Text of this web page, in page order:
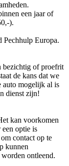
een jaar of
).
Pechhulp Europa.
bezichtig of proefrit
de kans dat we
auto mogelijk al is
dienst zijn!
kan voorkomen
een optie is
contact op te
kunnen
ontleend.